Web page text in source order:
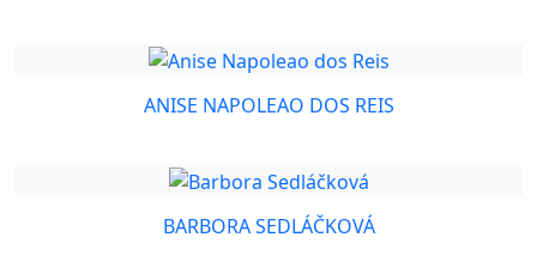
ANISE NAPOLEAO DOS REIS
BARBORA SEDLÁČKOVÁ